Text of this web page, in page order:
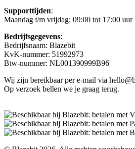
Supporttijden:
Maandag t/m vrijdag: 09:00 tot 17:00 uur
Bedrijfsgegevens:
Bedrijfsnaam: Blazebit
KvK-nummer: 51992973
Btw-nummer: NL001390999B96
Wij zijn bereikbaar per e-mail via
Op verzoek bellen we je graag terug.